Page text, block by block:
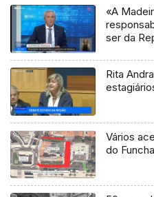
«A
ser da
Rita
Vários
do